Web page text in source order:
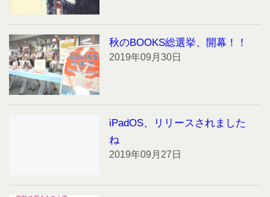
秋のBOOKS総選挙、開幕！！
2019年09月30日
iPadOS、リリースされました
ね
2019年09月27日